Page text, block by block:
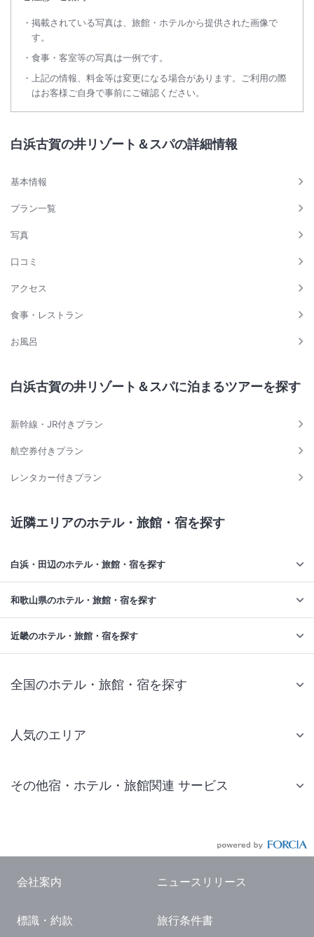
掲載されている写真は、旅館・ホテルから提供された画像で
す。
食事・客室等の写真は一例です。
上記の情報、料金等は変更になる場合があります。ご利用の際
はお客様ご自身で事前にご確認ください。
白浜古賀の井リゾート＆スパの詳細情報
基本情報
プラン一覧
写真
口コミ
アクセス
食事・レストラン
お風呂
白浜古賀の井リゾート＆スパに泊まるツアーを探す
新幹線・JR付きプラン
航空券付きプラン
レンタカー付きプラン
近隣エリアのホテル・旅館・宿を探す
白浜・田辺のホテル・旅館・宿を探す
和歌山県のホテル・旅館・宿を探す
近畿のホテル・旅館・宿を探す
全国のホテル・旅館・宿を探す
人気のエリア
仙台 ホテル
東京ドーム ホテル
横浜 ホテル
その他宿・ホテル・旅館関連 サービス
国内観光ガイド
会社案内 ニュースリリース
標識・約款 旅行条件書